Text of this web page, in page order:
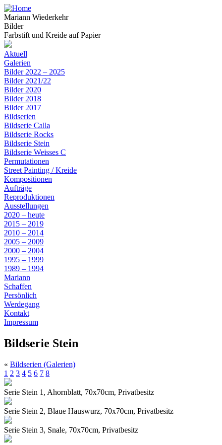
Mariann Wiederkehr
Bilder
Farbstift und Kreide auf Papier
Aktuell
Galerien
Bilder 2022 – 2025
Bilder 2021/22
Bilder 2020
Bilder 2018
Bilder 2017
Bildserien
Bildserie Calla
Bildserie Rocks
Bildserie Stein
Bildserie Weisses C
Permutationen
Street Painting / Kreide
Kompositionen
Aufträge
Reproduktionen
Ausstellungen
2020 – heute
2015 – 2019
2010 – 2014
2005 – 2009
2000 – 2004
1995 – 1999
1989 – 1994
Mariann
Schaffen
Persönlich
Werdegang
Kontakt
Impressum
Bildserie Stein
« Bildserien (Galerien)
1 2 3 4 5 6 7 8
Serie Stein 1, Ahornblatt, 70x70cm, Privatbesitz
Serie Stein 2, Blaue Hauswurz, 70x70cm, Privatbesitz
Serie Stein 3, Snale, 70x70cm, Privatbesitz